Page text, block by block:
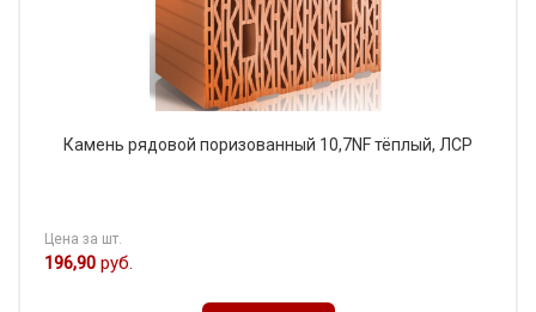
Камень рядовой поризованный 10,7NF тёплый, ЛСР
Цена за шт.
196,90 руб.